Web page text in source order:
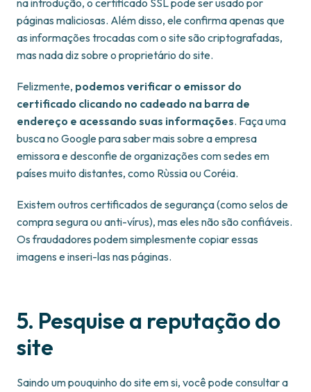
na introdução, o certificado SSL pode ser usado por
páginas maliciosas. Além disso, ele confirma apenas que
as informações trocadas com o site são criptografadas,
mas nada diz sobre o proprietário do site.
Felizmente, podemos verificar o emissor do
certificado clicando no cadeado na barra de
endereço e acessando suas informações. Faça uma
busca no Google para saber mais sobre a empresa
emissora e desconfie de organizações com sedes em
países muito distantes, como Rùssia ou Coréia.
Existem outros certificados de segurança (como selos de
compra segura ou anti-vírus), mas eles não são confiáveis.
Os fraudadores podem simplesmente copiar essas
imagens e inseri-las nas páginas.
5. Pesquise a reputação do
site
Saindo um pouquinho do site em si, você pode consultar a